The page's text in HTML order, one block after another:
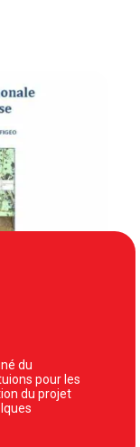
du
pour les
du projet